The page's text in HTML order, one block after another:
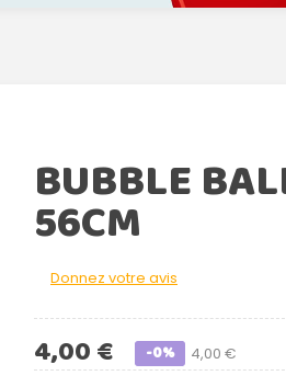
BUBBLE
56CM
Donnez votre avis
4,00 €
4,00 € -0%